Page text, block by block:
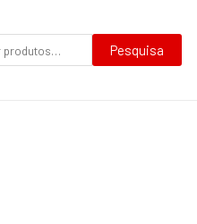
Pesquisa